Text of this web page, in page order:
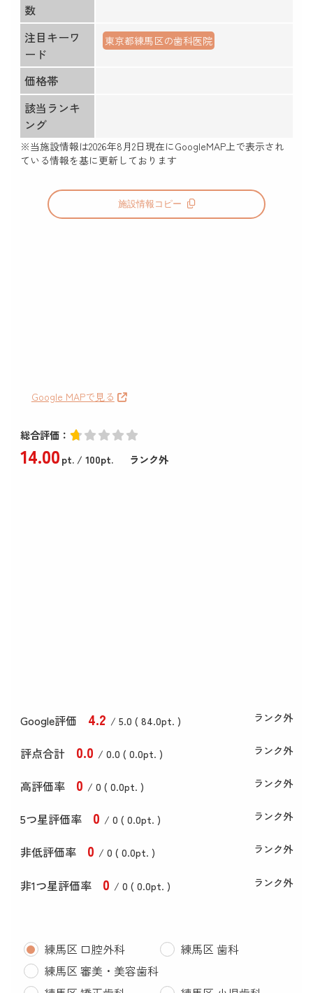
数
注目キーワ
ード
東京都練馬区の歯科医院
価格帯
該当ランキ
ング
※当施設情報は2026年8月2日現在にGoogleMAP上で表示され
ている情報を基に更新しております
施設情報コピー
Google MAPで見る
総合評価：
14.00pt./ 100pt. ランク外
Google評価 4.2 / 5.0 ( 84.0pt. ) ランク外
評点合計 0.0 / 0.0 ( 0.0pt. ) ランク外
高評価率 0 / 0 ( 0.0pt. ) ランク外
5つ星評価率 0 / 0 ( 0.0pt. ) ランク外
非低評価率 0 / 0 ( 0.0pt. ) ランク外
非1つ星評価率 0 / 0 ( 0.0pt. ) ランク外
練馬区 口腔外科
練馬区 歯科
練馬区 審美・美容歯科